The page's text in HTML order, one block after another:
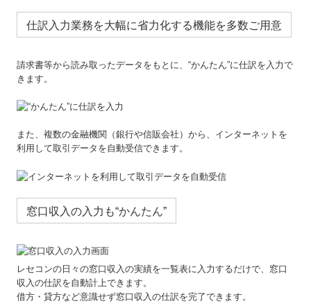
仕訳入力業務を大幅に省力化する機能を多数ご用意
請求書等から読み取ったデータをもとに、“かんたん”に仕訳を入力で
きます。
また、複数の金融機関（銀行や信販会社）から、インターネットを
利用して取引データを自動受信できます。
窓口収入の入力も“かんたん”
レセコンの日々の窓口収入の実績を一覧表に入力するだけで、窓口
収入の仕訳を自動計上できます。
借方・貸方など意識せず窓口収入の仕訳を完了できます。